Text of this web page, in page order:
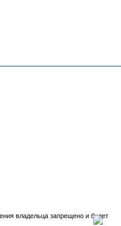
владельца запрещено и будет